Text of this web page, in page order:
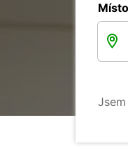
Jsem